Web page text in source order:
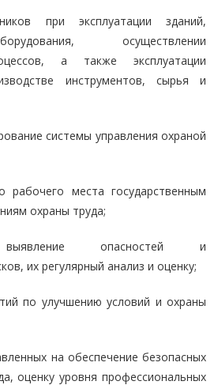
при эксплуатации зданий,
осуществлении
а также эксплуатации
инструментов, сырья и
системы управления охраной
рабочего места государственным
охраны труда;
выявление опасностей и
их регулярный анализ и оценку;
по улучшению условий и охраны
на обеспечение безопасных
оценку уровня профессиональных